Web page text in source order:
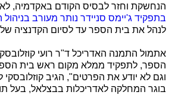
הנחשקת וחזר לבסיס הקודם באקדמיה,
בתפקיד ג'יימס סניידר נותר מעורב בניהול
לנהל את בית הספר עד לסיום הקדנציה שלו ב-
אתמול התמנה האדריכל ד"ר רועי
הספר, לתפקיד ממלא מקום ראש בית
בוגר המחלקה לאדריכלות בבצלאל, בעל